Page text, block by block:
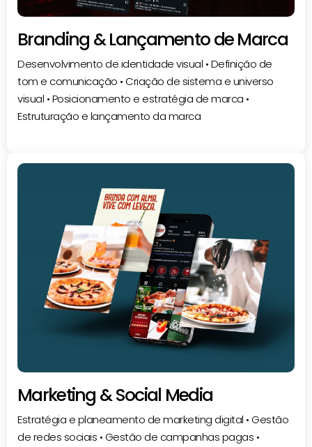
Branding & Lançamento de Marca
Desenvolvimento de identidade visual • Definição de
tom e comunicação • Criação de sistema e universo
visual • Posicionamento e estratégia de marca •
Estruturação e lançamento da marca
Marketing & Social Media
Estratégia e planeamento de marketing digital • Gestão
de redes sociais • Gestão de campanhas pagas •